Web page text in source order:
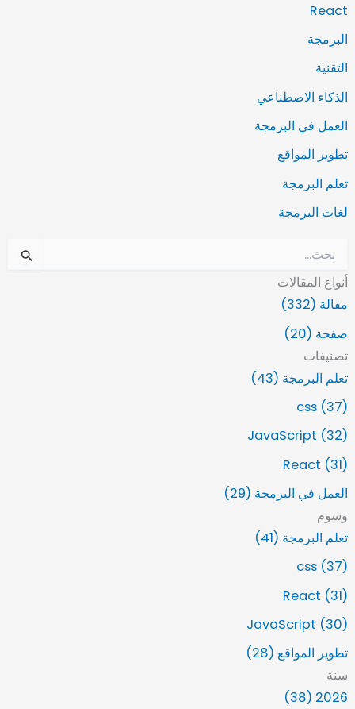
React
البرمجة
التقنية
الذكاء الاصطناعي
العمل في البرمجة
تطوير المواقع
تعلم البرمجة
لغات البرمجة
ب
ح
ع
:
أنواع المقالات
مقالة (332)
صفحة (20)
تصنيفات
تعلم البرمجة (43)
css (37)
JavaScript (32)
React (31)
العمل في البرمجة (29)
وسوم
تعلم البرمجة (41)
css (37)
React (31)
JavaScript (30)
تطوير المواقع (28)
سنة
2026 (38)